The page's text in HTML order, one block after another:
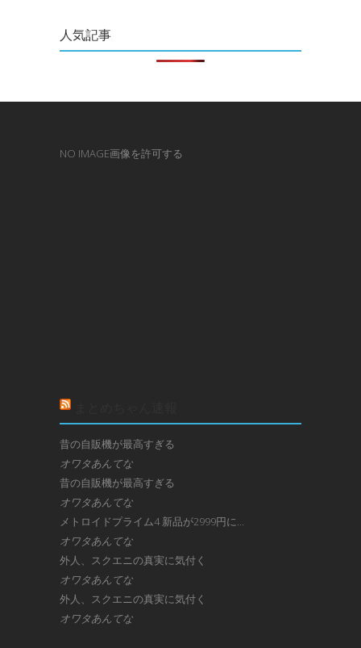
人気記事
NO IMAGE画像を許可する
昔の自販機が最高すぎる
オワタあんてな
昔の自販機が最高すぎる
オワタあんてな
メトロイドプライム4 新品が2999円に…
オワタあんてな
外人、スクエニの真実に気付く
オワタあんてな
外人、スクエニの真実に気付く
オワタあんてな